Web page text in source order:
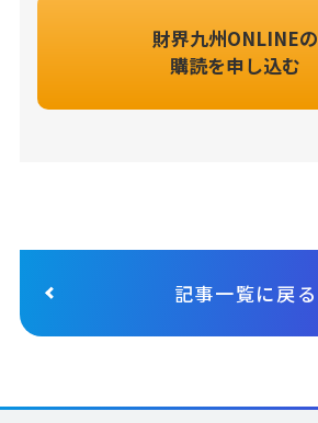
財界九州ONLINEの
購読を申し込む
記事一覧に戻る